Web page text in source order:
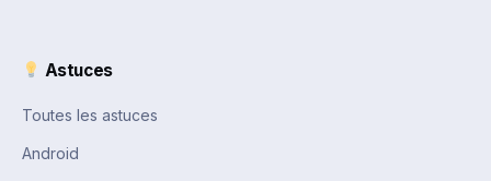
Astuces
Toutes les astuces
Android